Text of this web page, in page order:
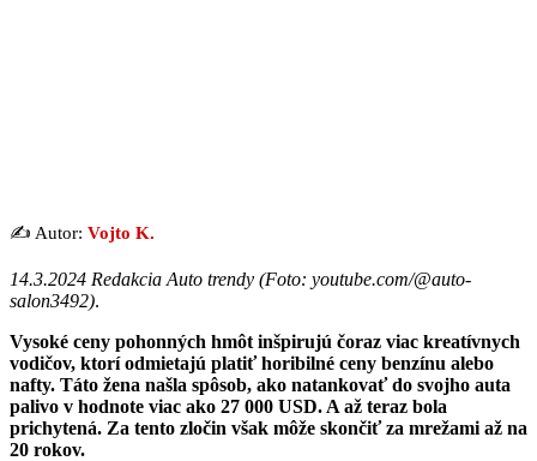
✍️ Autor: Vojto K.
14.3.2024 Redakcia Auto trendy (Foto: youtube.com/@auto-
salon3492).
Vysoké ceny pohonných hmôt inšpirujú čoraz viac kreatívnych
vodičov, ktorí odmietajú platiť horibilné ceny benzínu alebo
nafty. Táto žena našla spôsob, ako natankovať do svojho auta
palivo v hodnote viac ako 27 000 USD. A až teraz bola
prichytená. Za tento zločin však môže skončiť za mrežami až na
20 rokov.